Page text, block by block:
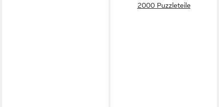
2000 Puzzleteile